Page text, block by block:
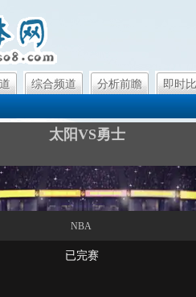
综合频道 分析前瞻 即时
太阳VS勇士